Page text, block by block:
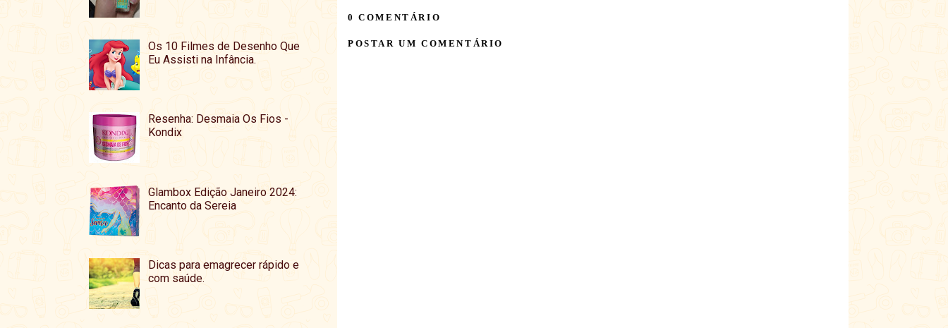
0 COMENTÁRIO
POSTAR UM COMENTÁRIO
Os 10 Filmes de Desenho Que
Eu Assisti na Infância.
Resenha: Desmaia Os Fios -
Kondix
Glambox Edição Janeiro 2024:
Encanto da Sereia
Dicas para emagrecer rápido e
com saúde.